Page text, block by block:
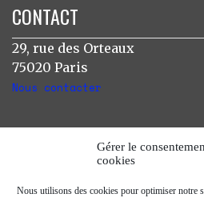
Gérer le
cookies
Nous utilisons des cookies pour optimiser notre
CONTACT
29, rue des Orteaux
75020 Paris
Nous contacter
INSTAGRAM